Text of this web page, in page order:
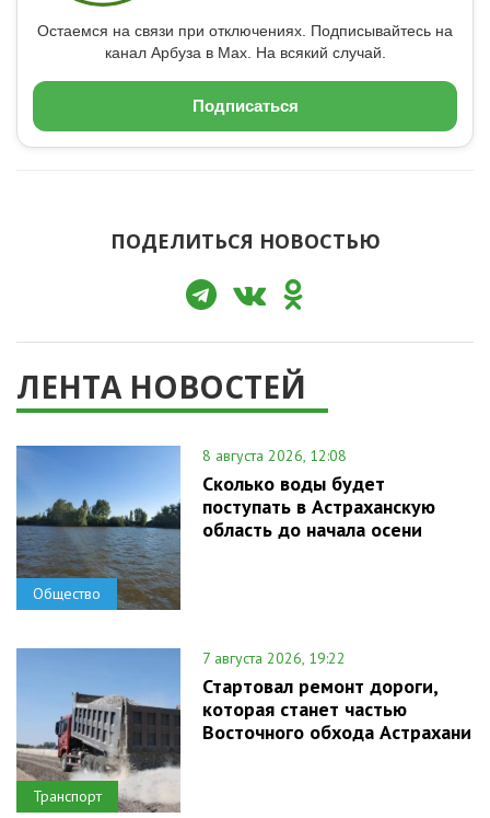
Остаемся на связи при отключениях. Подписывайтесь на
канал Арбуза в Max. На всякий случай.
Подписаться
ПОДЕЛИТЬСЯ НОВОСТЬЮ
ЛЕНТА НОВОСТЕЙ
Общество
8 августа 2026, 12:08
Сколько воды будет
поступать в Астраханскую
область до начала осени
Транспорт
7 августа 2026, 19:22
Стартовал ремонт дороги,
которая станет частью
Восточного обхода Астрахани